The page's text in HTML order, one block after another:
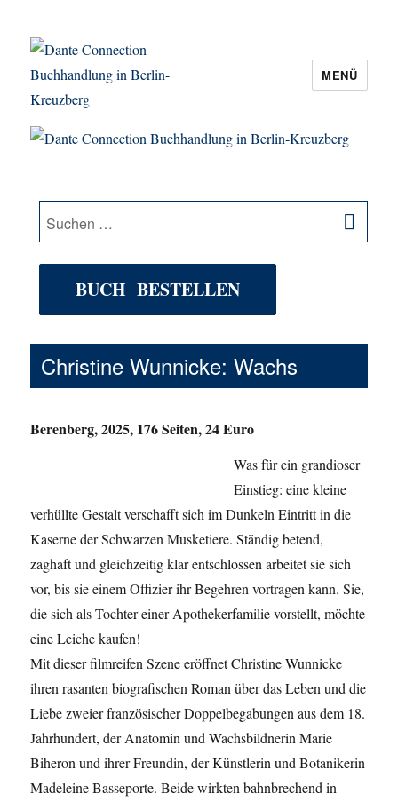
Dante Connection Buchhandlung in
MENÜ
Suche
nach:
BUCH BESTELLEN
Christine Wunnicke: Wachs
Berenberg, 2025, 176 Seiten, 24 Euro
Was für ein grandioser
Einstieg: eine kleine
verhüllte Gestalt verschafft sich im Dunkeln Eintritt in die
Kaserne der Schwarzen Musketiere. Ständig betend,
zaghaft und gleichzeitig klar entschlossen arbeitet sie sich
vor, bis sie einem Offizier ihr Begehren vortragen kann. Sie,
die sich als Tochter einer Apothekerfamilie vorstellt, möchte
eine Leiche kaufen!
Mit dieser filmreifen Szene eröffnet Christine Wunnicke
ihren rasanten biografischen Roman über das Leben und die
Liebe zweier französischer Doppelbegabungen aus dem 18.
Jahrhundert, der Anatomin und Wachsbildnerin Marie
Biheron und ihrer Freundin, der Künstlerin und Botanikerin
Madeleine Basseporte. Beide wirkten bahnbrechend in